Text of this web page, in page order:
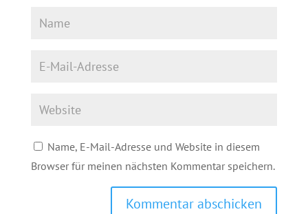
Name, E-Mail-Adresse und Website in diesem
Browser für meinen nächsten Kommentar speichern.
Kommentar abschicken